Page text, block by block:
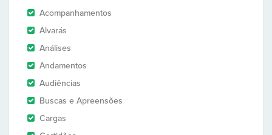
Acompanhamentos
Alvarás
Análises
Andamentos
Audiências
Buscas e Apreensões
Cargas